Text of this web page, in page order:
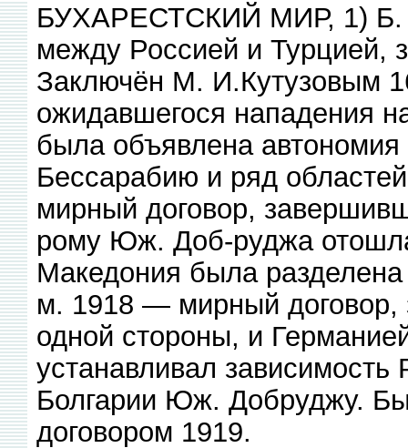
БУХАРЕСТСКИЙ МИР, 1) Б.
между Россией и Турцией,
Заключён М. И.Кутузовым
ожидавшегося нападения
была объявлена
Бессарабию и ряд
мирный договор,
рому Юж. Доб-руджа
Македония была
м. 1918 — мирный
одной стороны, и
устанавливал
Болгарии Юж. Добруджу.
договором 1919.